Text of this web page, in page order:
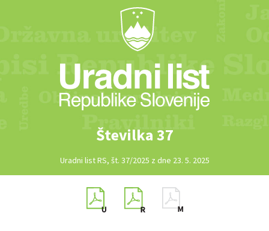
Številka 37
Uradni list RS, št. 37/2025 z dne 23. 5. 2025